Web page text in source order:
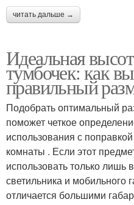
читать дальше →
Идеальная
тумбочек: как
правильный
Подобрать оптимальный
поможет четкое
использования с
комнаты . Если этот
использовать только лишь
светильника и мобильного
отличается большими